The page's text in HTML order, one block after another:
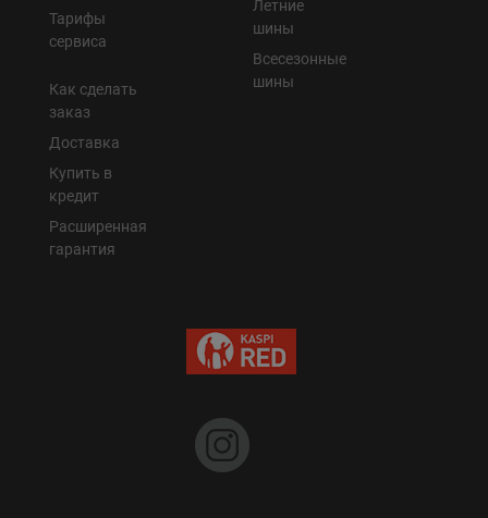
Тарифы
сервиса
Как сделать
заказ
Доставка
Купить в
кредит
Расширенная
гарантия
Летние
шины
Всесезонные
шины